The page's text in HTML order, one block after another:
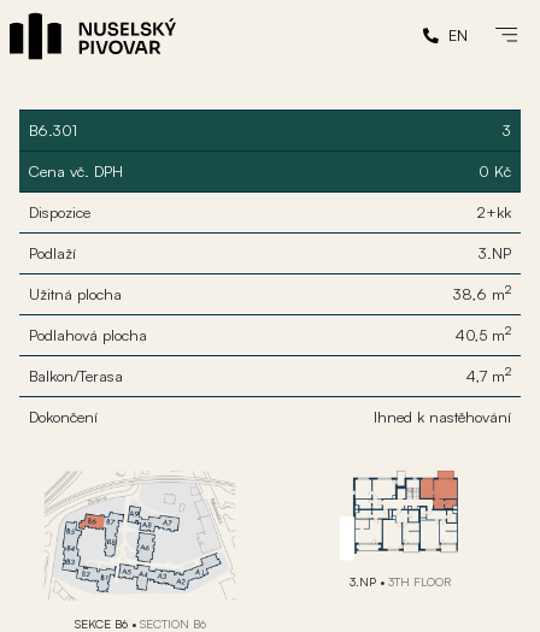
EN
B6.301 3
Cena vč. DPH 0 Kč
Dispozice 2+kk
Podlaží 3.NP
Užitná plocha 38,6 m2
Podlahová plocha 40,5 m2
Balkon/Terasa 4,7 m2
Dokončení Ihned k nastěhování
SEKCE B6 • SECTION B6
3.NP • 3TH FLOOR